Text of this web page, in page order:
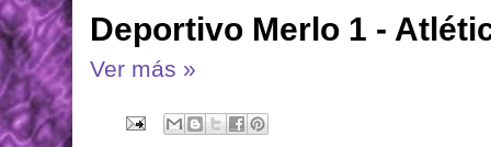
Deportivo Merlo 1 -
Ver más »